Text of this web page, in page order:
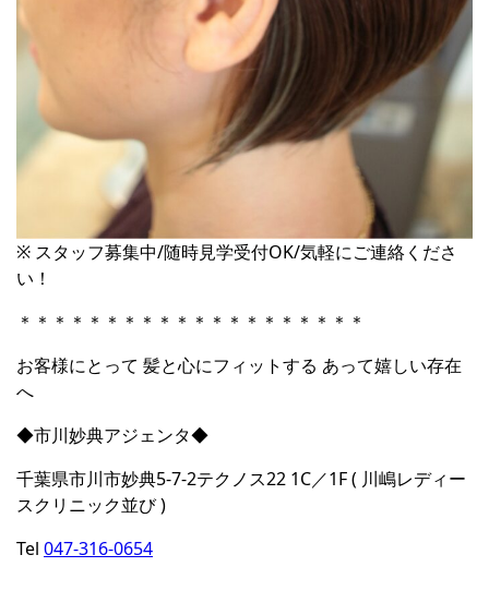
※ スタッフ募集中/随時見学受付OK/気軽にご連絡くださ
い！
＊＊＊＊＊＊＊＊＊＊＊＊＊＊＊＊＊＊＊＊
お客様にとって 髪と心にフィットする あって嬉しい存在
へ
◆市川妙典アジェンタ◆
千葉県市川市妙典5-7-2テクノス22 1C／1F ( 川嶋レディー
スクリニック並び )
Tel 047-316-0654